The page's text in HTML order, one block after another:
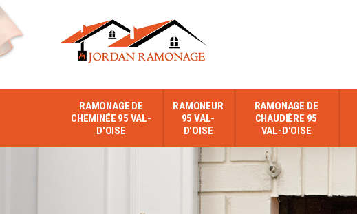
RAMONAGE DE
CHEMINÉE 95 VAL-
D'OISE
RAMONEUR
95 VAL-
D'OISE
RAMONAGE DE
CHAUDIÈRE 95
VAL-D'OISE